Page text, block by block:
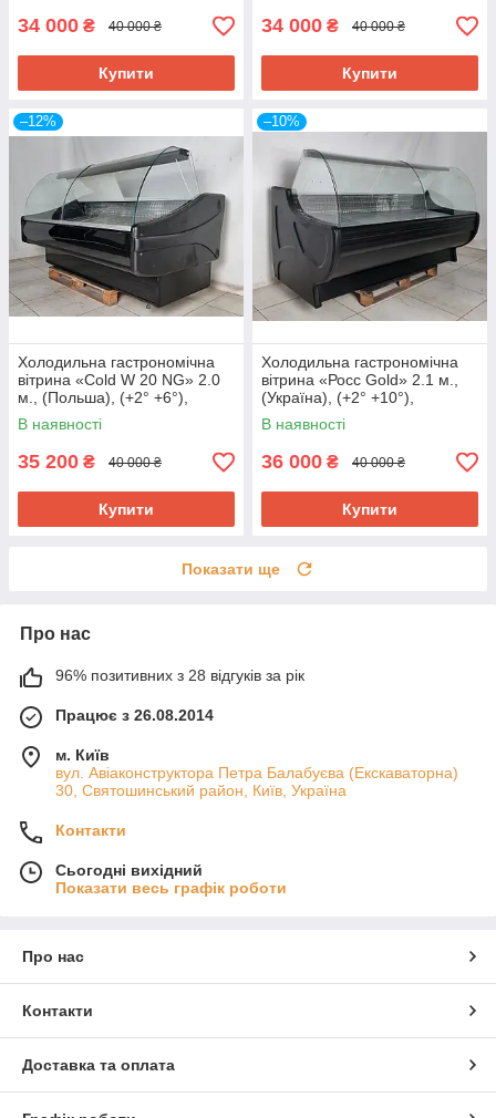
34 000 ₴ 40 000 ₴
Купити
34 000 ₴ 40 000 ₴
Купити
–12%
Холодильна гастрономічна
вітрина «Cold W 20 NG» 2.0
м., (Польша), (+2° +6°),
новий компрессор, Б/у
В наявності
35 200 ₴ 40 000 ₴
Купити
–10%
Холодильна гастрономічна
вітрина «Росс Gold» 2.1 м.,
(Україна), (+2° +10°),
викладка 72 см., Б/у
В наявності
36 000 ₴ 40 000 ₴
Купити
Показати ще
Про нас
96% позитивних з 28 відгуків за рік
Працює з 26.08.2014
м. Київ
вул. Авіаконструктора Петра Балабуєва (Екскаваторна)
30, Святошинський район, Київ, Україна
Контакти
Сьогодні вихідний
Показати весь графік роботи
Про нас
Контакти
Доставка та оплата